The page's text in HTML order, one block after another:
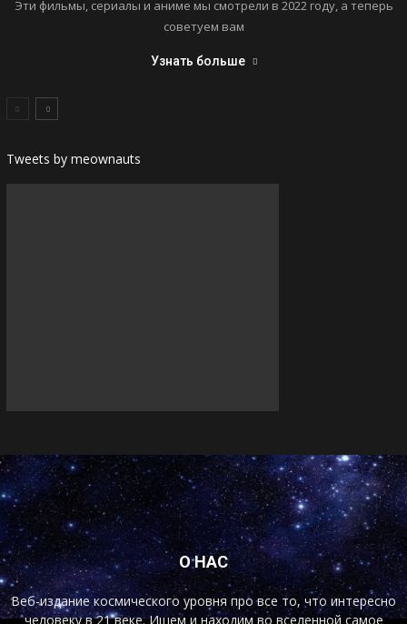
Эти фильмы, сериалы и аниме мы смотрели в 2022 году, а теперь
советуем вам
Узнать больше
Tweets by meownauts
О НАС
Веб-издание космического уровня про все то, что интересно
человеку в 21 веке. Ищем и находим во вселенной самое